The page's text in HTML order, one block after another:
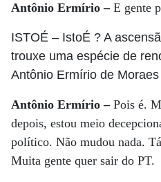
Antônio Ermírio –E gente
ISTOÉ – IstoÉ ? A
trouxe uma espécie de
Antônio Ermírio de Moraes
Antônio Ermírio – Pois é.
depois, estou meio
político. Não mudou nada.
Muita gente quer sair do PT.